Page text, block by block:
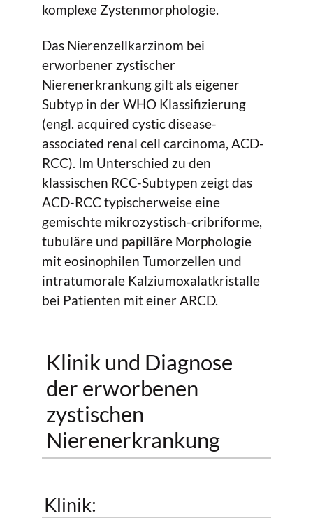
komplexe Zystenmorphologie.
Das Nierenzellkarzinom bei
erworbener zystischer
Nierenerkrankung gilt als eigener
Subtyp in der WHO Klassifizierung
(engl. acquired cystic disease-
associated renal cell carcinoma, ACD-
RCC). Im Unterschied zu den
klassischen RCC-Subtypen zeigt das
ACD-RCC typischerweise eine
gemischte mikrozystisch-cribriforme,
tubuläre und papilläre Morphologie
mit eosinophilen Tumorzellen und
intratumorale Kalziumoxalatkristalle
bei Patienten mit einer ARCD.
Klinik und Diagnose
der erworbenen
zystischen
Nierenerkrankung
Klinik: